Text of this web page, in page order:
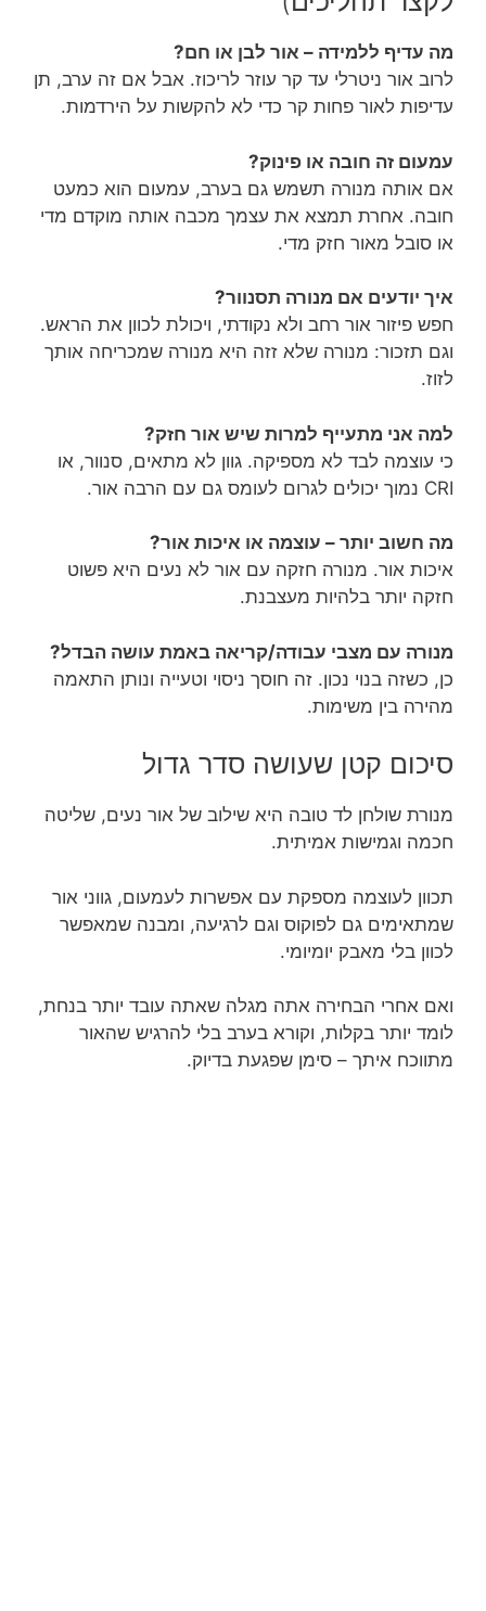
מה עדיף ללמידה – אור לבן או חם?
לרוב אור ניטרלי עד קר עוזר לריכוז. אבל אם זה ערב, תן
עדיפות לאור פחות קר כדי לא להקשות על הירדמות.
עמעום זה חובה או פינוק?
אם אותה מנורה תשמש גם בערב, עמעום הוא כמעט
חובה. אחרת תמצא את עצמך מכבה אותה מוקדם מדי
או סובל מאור חזק מדי.
איך יודעים אם מנורה תסנוור?
חפש פיזור אור רחב ולא נקודתי, ויכולת לכוון את הראש.
וגם תזכור: מנורה שלא זזה היא מנורה שמכריחה אותך
לזוז.
למה אני מתעייף למרות שיש אור חזק?
כי עוצמה לבד לא מספיקה. גוון לא מתאים, סנוור, או
CRI נמוך יכולים לגרום לעומס גם עם הרבה אור.
מה חשוב יותר – עוצמה או איכות אור?
איכות אור. מנורה חזקה עם אור לא נעים היא פשוט
חזקה יותר בלהיות מעצבנת.
מנורה עם מצבי עבודה/קריאה באמת עושה הבדל?
כן, כשזה בנוי נכון. זה חוסך ניסוי וטעייה ונותן התאמה
מהירה בין משימות.
סיכום קטן שעושה סדר גדול
מנורת שולחן לד טובה היא שילוב של אור נעים, שליטה
חכמה וגמישות אמיתית.
תכוון לעוצמה מספקת עם אפשרות לעמעום, גווני אור
שמתאימים גם לפוקוס וגם לרגיעה, ומבנה שמאפשר
לכוון בלי מאבק יומיומי.
ואם אחרי הבחירה אתה מגלה שאתה עובד יותר בנחת,
לומד יותר בקלות, וקורא בערב בלי להרגיש שהאור
מתווכח איתך – סימן שפגעת בדיוק.